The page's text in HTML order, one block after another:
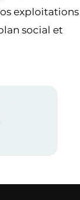
exploitations
social et